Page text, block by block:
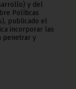
y del
Políticas
publicado el
incorporar las
penetrar y